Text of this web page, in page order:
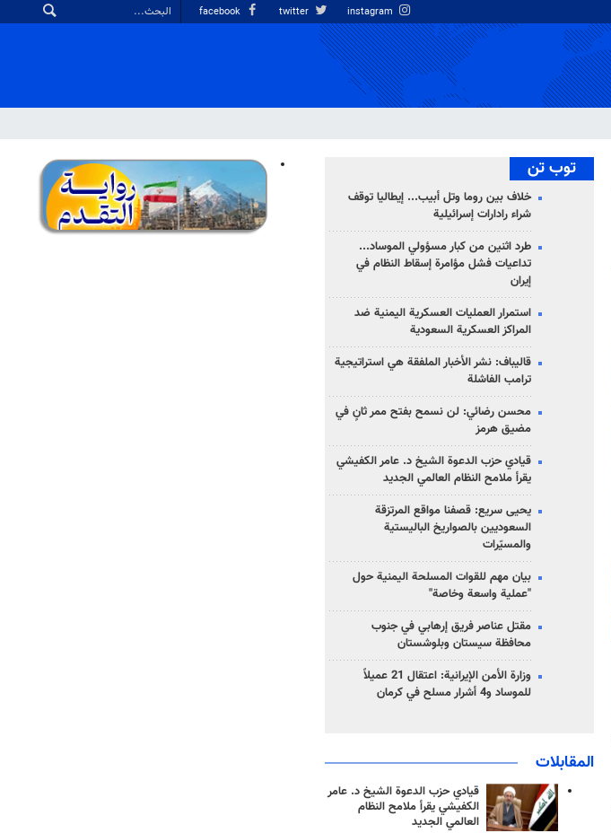
توب تن
خلاف بين روما وتل أبيب... إيطاليا توقف
شراء رادارات إسرائيلية
طرد اثنين من كبار مسؤولي الموساد...
تداعيات فشل مؤامرة إسقاط النظام في
إيران
استمرار العمليات العسكرية اليمنية ضد
المراكز العسكرية السعودية
قاليباف: نشر الأخبار الملفقة هي استراتيجية
ترامب الفاشلة
محسن رضائي: لن نسمح بفتح ممر ثانٍ في
مضيق هرمز
قيادي حزب الدعوة الشيخ د. عامر الكفيشي
يقرأ ملامح النظام العالمي الجديد
يحيى سريع: قصفنا مواقع المرتزقة
السعوديين بالصواريخ الباليستية
والمسيّرات
بيان مهم للقوات المسلحة اليمنية حول
"عملية واسعة وخاصة"
مقتل عناصر فريق إرهابي في جنوب
محافظة سيستان وبلوشستان
وزارة الأمن الإيرانية: اعتقال 21 عميلاً
للموساد و4 أشرار مسلح في كرمان
المقابلات
قيادي حزب الدعوة الشيخ د. عامر
الكفيشي يقرأ ملامح النظام
العالمي الجديد